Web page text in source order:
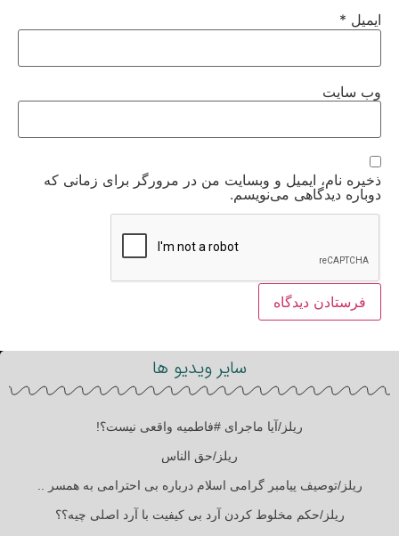
ایمیل *
وب‌ سایت
ذخیره نام، ایمیل و وبسایت من در مرورگر برای زمانی که
دوباره دیدگاهی می‌نویسم.
سایر ویدیو ها
ریلز/آیا ماجرای #فاطمیه واقعی نیست؟!
ریلز/حق الناس
ریلز/توصیف پیامبر گرامی اسلام درباره بی احترامی به همسر ..
ریلز/حکم مخلوط کردن آرد بی کیفیت با آرد اصلی چیه؟؟